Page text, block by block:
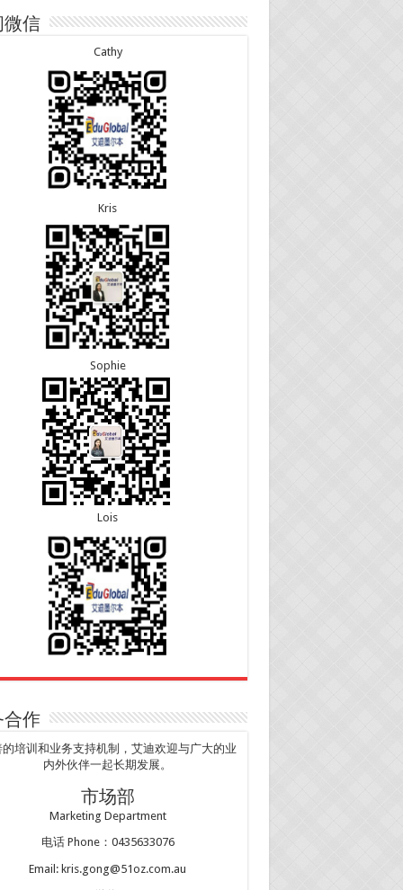
offer！
喜江苏的谢先生600旅游签证顺利下签，三年多
喜江苏的杨女士190技术移民签证顺利下签！
喜黑龙江的刘女士864父母签证顺利下签！
喜天津的陈同学和妈妈590+500学生签证顺利
喜江苏的曹同学500学生签证顺利下签！
喜广东的邓同学500学生签证顺利下签！
喜广东的喻同学500学生签证顺利下签！
喜黑龙江的刘女士600旅游签证顺利下签，三年
喜北京的王先生和孩子600旅游签证顺利下签，
次往返！
微信
Cathy
Kris
Sophie
Lois
合作
培训和业务支持机制，艾迪欢迎与广大的业
内外伙伴一起长期发展。
市场部
Marketing Department
电话 Phone：0435633076
Email: kris.gong@51oz.com.au